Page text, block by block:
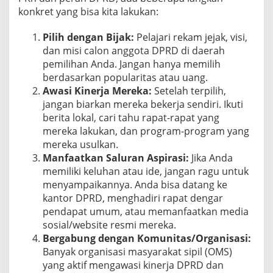
konkret yang bisa kita lakukan:
Pilih dengan Bijak: Pelajari rekam jejak, visi,
dan misi calon anggota DPRD di daerah
pemilihan Anda. Jangan hanya memilih
berdasarkan popularitas atau uang.
Awasi Kinerja Mereka: Setelah terpilih,
jangan biarkan mereka bekerja sendiri. Ikuti
berita lokal, cari tahu rapat-rapat yang
mereka lakukan, dan program-program yang
mereka usulkan.
Manfaatkan Saluran Aspirasi: Jika Anda
memiliki keluhan atau ide, jangan ragu untuk
menyampaikannya. Anda bisa datang ke
kantor DPRD, menghadiri rapat dengar
pendapat umum, atau memanfaatkan media
sosial/website resmi mereka.
Bergabung dengan Komunitas/Organisasi:
Banyak organisasi masyarakat sipil (OMS)
yang aktif mengawasi kinerja DPRD dan